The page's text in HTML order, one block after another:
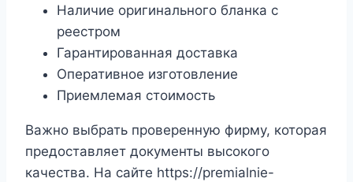
Наличие оригинального бланка с
реестром
Гарантированная доставка
Оперативное изготовление
Приемлемая стоимость
Важно выбрать проверенную фирму, которая
предоставляет документы высокого
качества. На сайте https://premialnie-